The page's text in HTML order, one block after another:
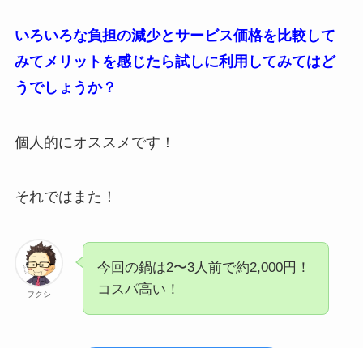
いろいろな負担の減少とサービス価格を比較して
みてメリットを感じたら試しに利用してみてはど
うでしょうか？
個人的にオススメです！
それではまた！
フクシ
今回の鍋は2〜3人前で約2,000円！
コスパ高い！